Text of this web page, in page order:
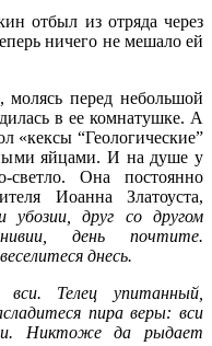
отбыл из отряда через
ничего не мешало ей
молясь перед небольшой
в ее комнатушке. А
«кексы “Геологические”
яйцами. И на душе у
Она постоянно
Иоанна Златоуста,
убозии, друг со другом
день почтите.
днесь.
вси. Телец упитанный,
пира веры: вси
Никтоже да рыдает